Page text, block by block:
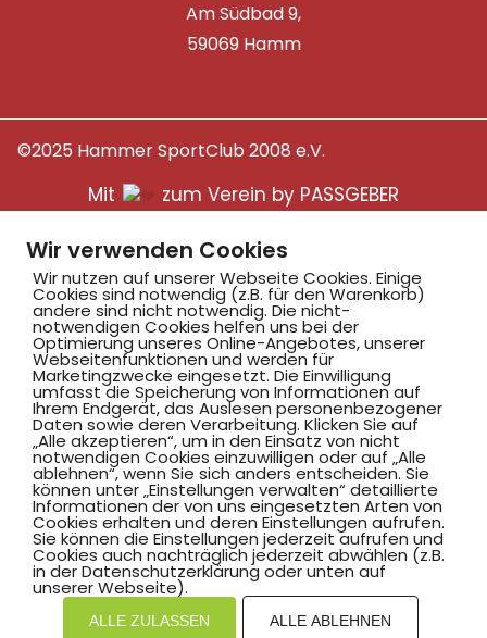
Am Südbad 9,
59069 Hamm
©2025 Hammer SportClub 2008 e.V.
Mit zum Verein by PASSGEBER
Impressum
H
inweisgebersystem
Wir verwenden Cookies
Wir nutzen auf unserer Webseite Cookies. Einige
Cookies sind notwendig (z.B. für den Warenkorb)
andere sind nicht notwendig. Die nicht-
notwendigen Cookies helfen uns bei der
Optimierung unseres Online-Angebotes, unserer
Webseitenfunktionen und werden für
Marketingzwecke eingesetzt. Die Einwilligung
umfasst die Speicherung von Informationen auf
Ihrem Endgerät, das Auslesen personenbezogener
Daten sowie deren Verarbeitung. Klicken Sie auf
„Alle akzeptieren“, um in den Einsatz von nicht
notwendigen Cookies einzuwilligen oder auf „Alle
ablehnen“, wenn Sie sich anders entscheiden. Sie
können unter „Einstellungen verwalten“ detaillierte
Informationen der von uns eingesetzten Arten von
Cookies erhalten und deren Einstellungen aufrufen.
Sie können die Einstellungen jederzeit aufrufen und
Cookies auch nachträglich jederzeit abwählen (z.B.
in der Datenschutzerklärung oder unten auf
unserer Webseite).
ALLE ZULASSEN ALLE ABLEHNEN